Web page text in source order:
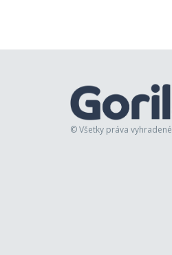
© Všetky práva vyhradené